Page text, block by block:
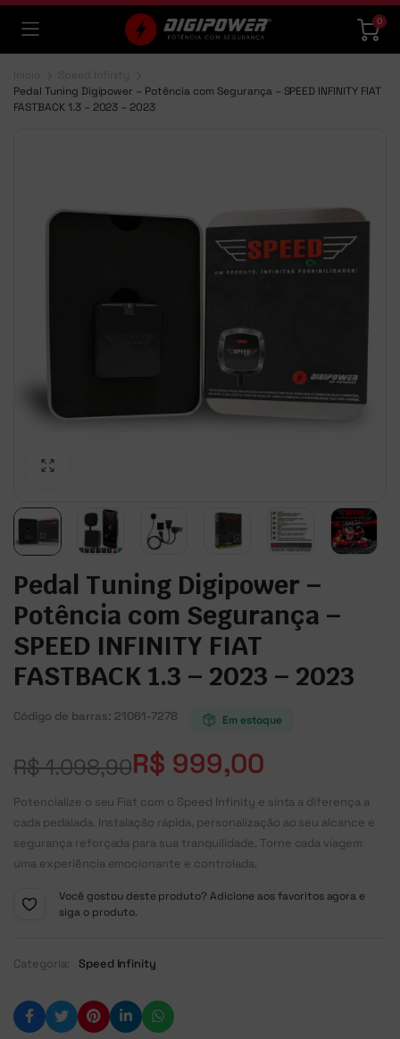
0
Pedal Tuning Digipower – Potência com Segurança – SPEED INFINITY FIAT
FASTBACK 1.3 – 2023 – 2023
Pedal Tuning Digipower –
Potência com Segurança –
SPEED INFINITY FIAT
FASTBACK 1.3 – 2023 – 2023
Código de barras: 21061-7278 Em estoque
R$1.098,90R$ 999,00
Potencialize o seu Fiat com o Speed Infinity e sinta a diferença a
cada pedalada. Instalação rápida, personalização ao seu alcance e
segurança reforçada para sua tranquilidade. Torne cada viagem
uma experiência emocionante e controlada.
Você gostou deste produto? Adicione aos favoritos agora e
siga o produto.
Categoria: Speed Infinity